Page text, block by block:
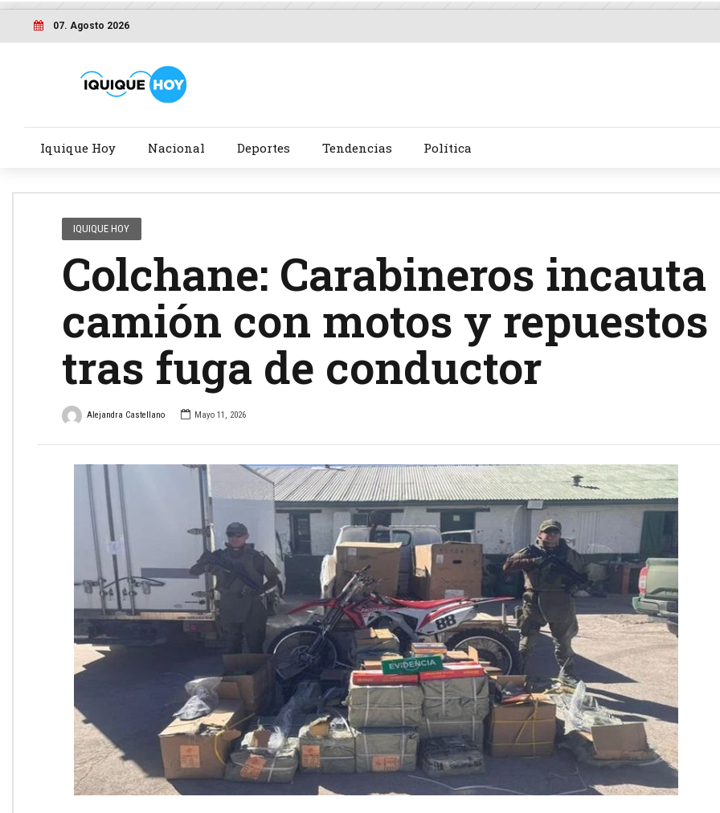
07. Agosto 2026
Iquique Hoy Nacional Deportes Tendencias Política
IQUIQUE HOY
Colchane: Carabineros incauta
camión con motos y repuestos
tras fuga de conductor
Alejandra Castellano Mayo 11, 2026